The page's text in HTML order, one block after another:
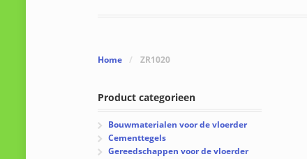
Home / ZR1020
Product categorieen
Bouwmaterialen voor de vloerder
Cementtegels
Gereedschappen voor de vloerder